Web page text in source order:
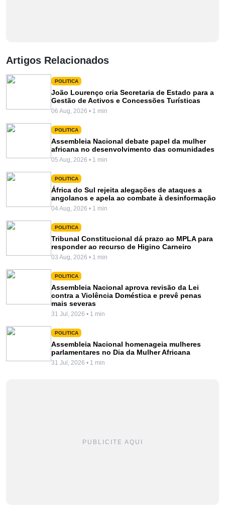
Artigos Relacionados
POLITICA
João Lourenço cria Secretaria de Estado para a
Gestão de Activos e Concessões Turísticas
06 Aug, 2026 • 1 min
POLITICA
Assembleia Nacional debate papel da mulher
africana no desenvolvimento das comunidades
05 Aug, 2026 • 1 min
POLITICA
África do Sul rejeita alegações de ataques a
angolanos e apela ao combate à desinformação
04 Aug, 2026 • 1 min
POLITICA
Tribunal Constitucional dá prazo ao MPLA para
responder ao recurso de Higino Carneiro
03 Aug, 2026 • 1 min
POLITICA
Assembleia Nacional aprova revisão da Lei
contra a Violência Doméstica e prevê penas
mais severas
31 Jul, 2026 • 1 min
POLITICA
Assembleia Nacional homenageia mulheres
parlamentares no Dia da Mulher Africana
31 Jul, 2026 • 1 min
PUBLICITE AQUI